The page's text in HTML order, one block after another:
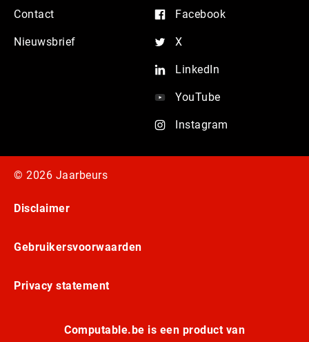
Contact
Nieuwsbrief
Facebook
X
LinkedIn
YouTube
Instagram
© 2026 Jaarbeurs
Disclaimer
Gebruikersvoorwaarden
Privacy statement
Computable.be is een product van